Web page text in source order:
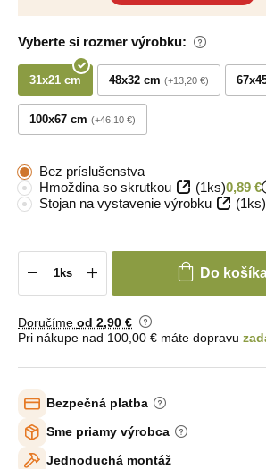
Vyberte si rozmer výrobku:
31x21 cm 48x32 cm +13,20 €
100x67 cm +46,10 €
Bez príslušenstva
Hmoždina so skrutkou
(1ks)0,89 €
Stojan na vystavenie výrobku
(1ks)
Do
Doručíme od 2,90 €
Pri nákupe nad 100,00 € máte dopravu
Bezpečná platba
Sme priamy výrobca
Jednoduchá montáž